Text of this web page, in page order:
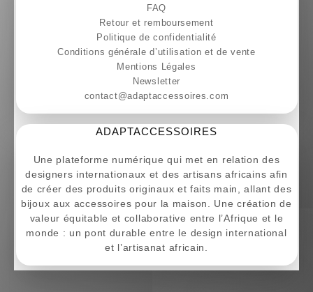
FAQ
Retour et remboursement
Politique de confidentialité
Conditions générale d’utilisation et de vente
Mentions Légales
Newsletter
contact@adaptaccessoires.com
ADAPTACCESSOIRES
Une plateforme numérique qui met en relation des
designers internationaux et des artisans africains afin
de créer des produits originaux et faits main, allant des
bijoux aux accessoires pour la maison. Une création de
valeur équitable et collaborative entre l’Afrique et le
monde : un pont durable entre le design international
et l’artisanat africain.